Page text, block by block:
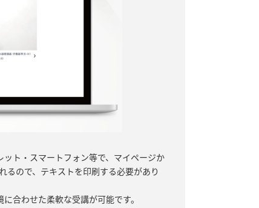
ト・スマートフォン等で、マイページか
るので、テキストを印刷する必要があり
合わせた柔軟な受講が可能です。